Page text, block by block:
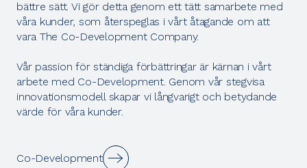
bättre sätt. Vi gör detta genom ett tätt samarbete med
våra kunder, som återspeglas i vårt åtagande om att
vara The Co-Development Company.
Vår passion för ständiga förbättringar är kärnan i vårt
arbete med Co-Development. Genom vår stegvisa
innovationsmodell skapar vi långvarigt och betydande
värde för våra kunder.
Co-Development